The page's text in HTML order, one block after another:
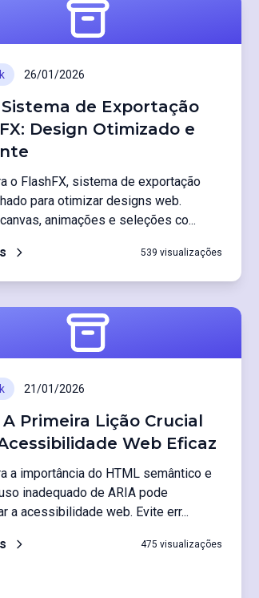
26/01/2026
Sistema de Exportação
Design Otimizado e
o FlashFX, sistema de exportação
para otimizar designs web.
animações e seleções co...
539 visualizações
21/01/2026
A Primeira Lição Crucial
Web Eficaz
a importância do HTML semântico e
inadequado de ARIA pode
a acessibilidade web. Evite err...
475 visualizações